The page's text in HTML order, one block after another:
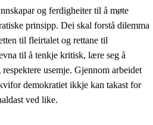
og ferdigheiter til å møte
prinsipp. Dei skal forstå dilemma
til fleirtalet og rettane til
til å tenkje kritisk, lære seg å
usemje. Gjennom arbeidet
demokratiet ikkje kan takast for
ved like.